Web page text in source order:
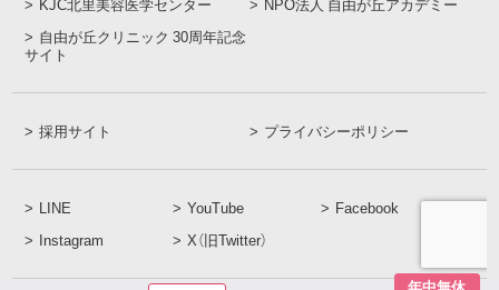
自由が丘クリニック 30周年記念
サイト
採用サイト プライバシーポリシー
LINE YouTube
Facebook
Instagram
X（旧Twitter）